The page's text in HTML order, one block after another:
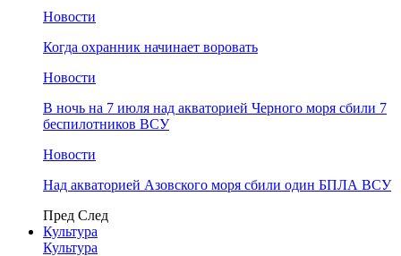
Новости
Когда охранник начинает воровать
Новости
В ночь на 7 июля над акваторией Черного моря сбили 7
беспилотников ВСУ
Новости
Над акваторией Азовского моря сбили один БПЛА ВСУ
Пред След
Культура
Культура